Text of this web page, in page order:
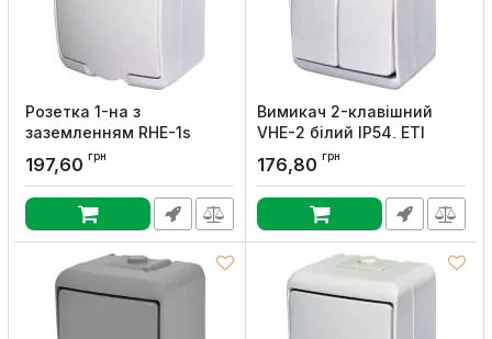
Розетка 1-на з
заземленням RHE-1s
біла/біла кришка IP54,
ETI
Артикул:4668015
197,60 грн
Вимикач 2-клавішний
VHE-2 білий IP54, ETI
Артикул:4668001
176,80 грн